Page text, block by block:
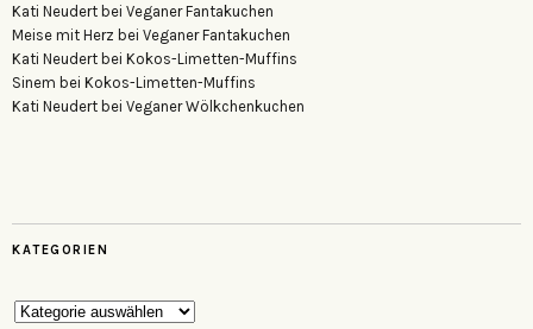
Kati Neudert bei Veganer Fantakuchen
Meise mit Herz bei Veganer Fantakuchen
Kati Neudert bei Kokos-Limetten-Muffins
Sinem bei Kokos-Limetten-Muffins
Kati Neudert bei Veganer Wölkchenkuchen
KATEGORIEN
Kategorien